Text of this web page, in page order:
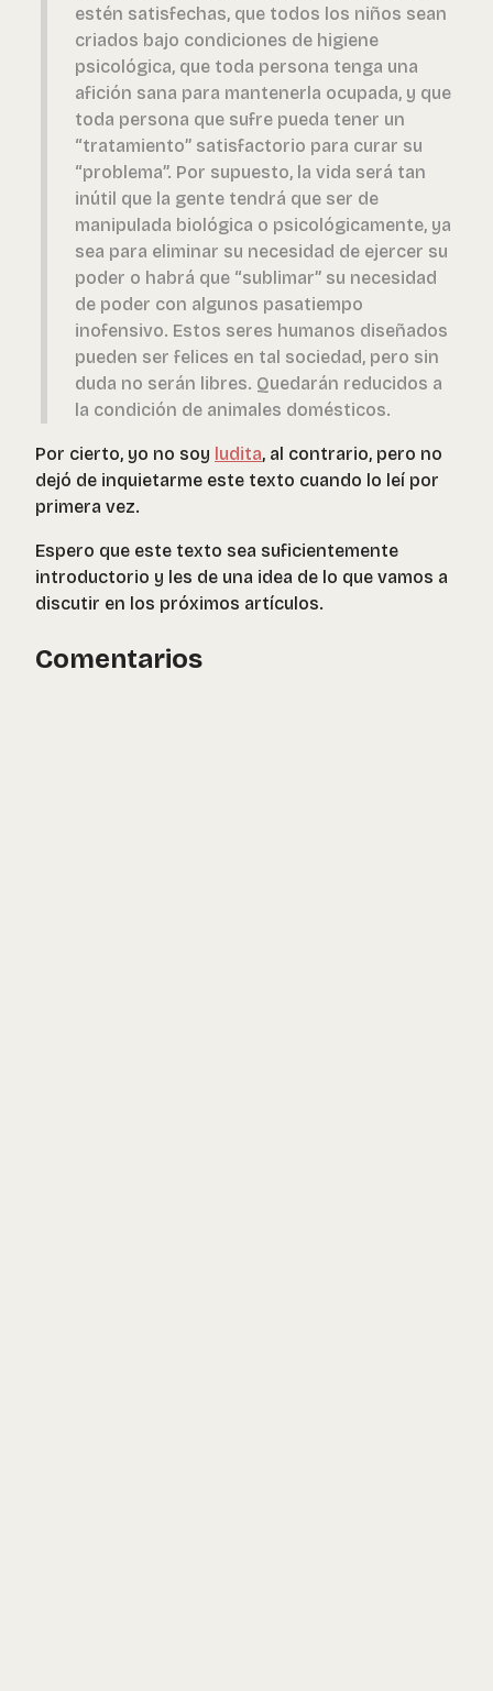
estén satisfechas, que todos los niños sean
criados bajo condiciones de higiene
psicológica, que toda persona tenga una
afición sana para mantenerla ocupada, y que
toda persona que sufre pueda tener un
“tratamiento” satisfactorio para curar su
“problema”. Por supuesto, la vida será tan
inútil que la gente tendrá que ser de
manipulada biológica o psicológicamente, ya
sea para eliminar su necesidad de ejercer su
poder o habrá que “sublimar” su necesidad
de poder con algunos pasatiempo
inofensivo. Estos seres humanos diseñados
pueden ser felices en tal sociedad, pero sin
duda no serán libres. Quedarán reducidos a
la condición de animales domésticos.
Por cierto, yo no soy ludita, al contrario, pero no
dejó de inquietarme este texto cuando lo leí por
primera vez.
Espero que este texto sea suficientemente
introductorio y les de una idea de lo que vamos a
discutir en los próximos artículos.
Comentarios